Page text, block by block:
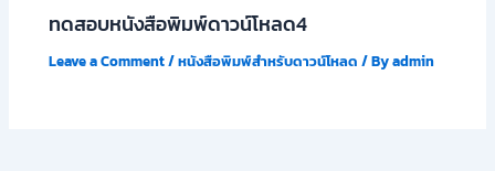
ทดสอบหนังสือพิมพ์ดาวน์โหลด4
Leave a Comment/หนังสือพิมพ์สำหรับดาวน์โหลด / Byadmin